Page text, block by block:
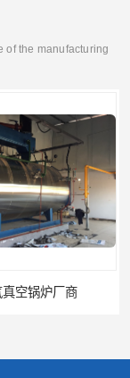
of the manufacturing
真空锅炉厂商